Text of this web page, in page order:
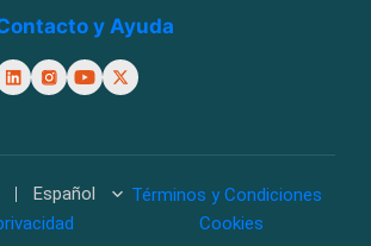
y Ayuda
Español
Términos y Condiciones
Cookies